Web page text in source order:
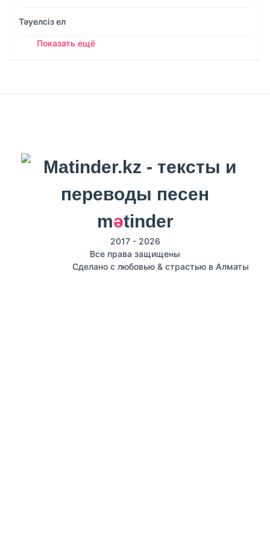
Тәуелсіз ел
Показать ещё
mәtinder
2017 - 2026
Все права защищены
Сделано с любовью & страстью в Алматы